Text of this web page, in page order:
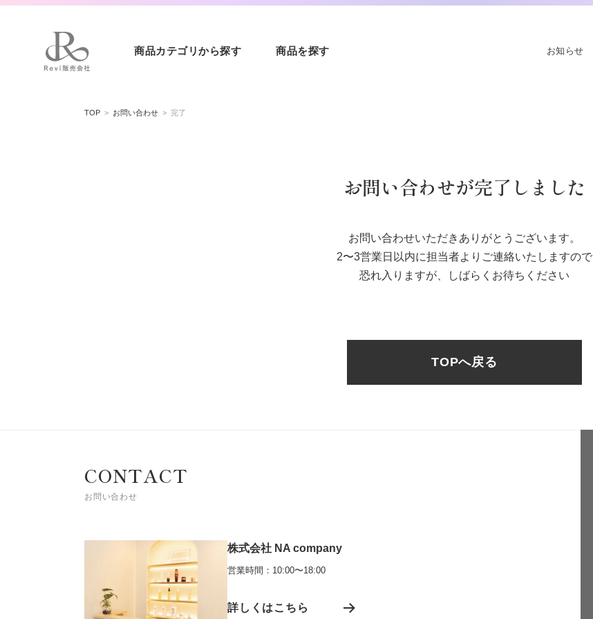
商品カテゴリから探す 商品を探す お知らせ
TOP お問い合わせ 完了
お問い合わせが完了しました
お問い合わせいただきありがとうございます。
2〜3営業日以内に担当者よりご連絡いたしますので
恐れ入りますが、しばらくお待ちください
TOPへ戻る
CONTACT
お問い合わせ
株式会社 NA company
営業時間：10:00〜18:00
詳しくはこちら